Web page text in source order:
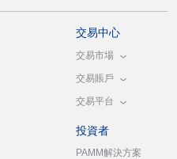
交易中心
交易市場
交易賬戶
交易平台
投資者
PAMM解決方案